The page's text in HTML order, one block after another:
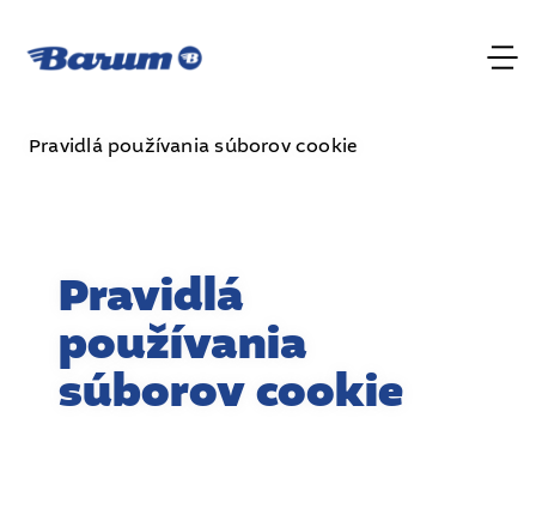
Pravidlá používania súborov cookie
Pravidlá
používania
súborov cookie